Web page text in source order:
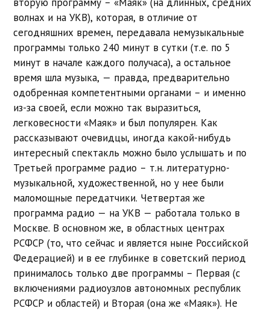
волнах и на УКВ), которая, в отличие от
сегодняшних времен, передавала немузыкальные
программы только 240 минут в сутки (т.е. по 5
минут в начале каждого получаса), а остальное
время шла музыка, — правда, предварительно
одобренная компетентными органами – и именно
из-за своей, если можно так выразиться,
легковесности «Маяк» и был популярен. Как
рассказывают очевидцы, иногда какой-нибудь
интересный спектакль можно было услышать и по
Третьей программе радио – т.н. литературно-
музыкальной, художественной, но у нее были
маломощные передатчики. Четвертая же
программа радио — на УКВ — работала только в
Москве. В основном же, в областных центрах
РСФСР (то, что сейчас и является ныне Российской
Федерацией) и в ее глубинке в советский период
принималось только две программы – Первая (с
включениями радиоузлов автономных республик
РСФСР и областей) и Вторая (она же «Маяк»). Не